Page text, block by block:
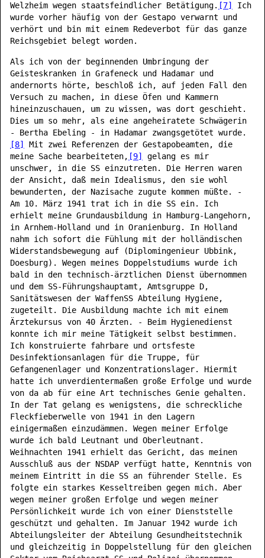
Welzheim wegen staatsfeindlicher Betätigung. [7]
Ich
wurde vorher häufig von der Gestapo verwarnt und
verhört und bin mit einem Redeverbot für das ganze
Reichsgebiet belegt worden.
Als ich von der beginnenden Umbringung der
Geisteskranken in Grafeneck und Hadamar und
andernorts hörte, beschloß ich, auf jeden Fall den
Versuch zu machen, in diese Öfen und Kammern
hineinzuschauen, um zu wissen, was dort geschieht.
Dies um so mehr, als eine angeheiratete Schwägerin
- Bertha Ebeling - in Hadamar zwangsgetötet wurde.
[8]
Mit zwei Referenzen der Gestapobeamten, die
meine Sache bearbeiteten, [9]
gelang es mir
unschwer, in die SS einzutreten. Die Herren waren
der Ansicht, daß mein Idealismus, den sie wohl
bewunderten, der Nazisache zugute kommen müßte. -
Am 10. März 1941 trat ich in die SS ein. Ich
erhielt meine Grundausbildung in Hamburg-Langehorn,
in Arnhem-Holland und in Oranienburg. In Holland
nahm ich sofort die Fühlung mit der holländischen
Widerstandsbewegung auf (Diplomingenieur Ubbink,
Doesburg). Wegen meines Doppelstudiums wurde ich
bald in den technisch-ärztlichen Dienst übernommen
und dem SS-Führungshauptamt, Amtsgruppe D,
Sanitätswesen der WaffenSS Abteilung Hygiene,
zugeteilt. Die Ausbildung machte ich mit einem
Ärztekursus von 40 Ärzten. - Beim Hygienedienst
konnte ich mir meine Tätigkeit selbst bestimmen.
Ich konstruierte fahrbare und ortsfeste
Desinfektionsanlagen für die Truppe, für
Gefangenenlager und Konzentrationslager. Hiermit
hatte ich unverdientermaßen große Erfolge und wurde
von da ab für eine Art technisches Genie gehalten.
In der Tat gelang es wenigstens, die schreckliche
Fleckfieberwelle von 1941 in den Lagern
einigermaßen einzudämmen. Wegen meiner Erfolge
wurde ich bald Leutnant und Oberleutnant.
Weihnachten 1941 erhielt das Gericht, das meinen
Ausschluß aus der NSDAP verfügt hatte, Kenntnis von
meinem Eintritt in die SS an führender Stelle. Es
folgte ein starkes Kesseltreiben gegen mich. Aber
wegen meiner großen Erfolge und wegen meiner
Persönlichkeit wurde ich von einer Dienststelle
geschützt und gehalten. Im Januar 1942 wurde ich
Abteilungsleiter der Abteilung Gesundheitstechnik
und gleichzeitig in Doppelstellung für den gleichen